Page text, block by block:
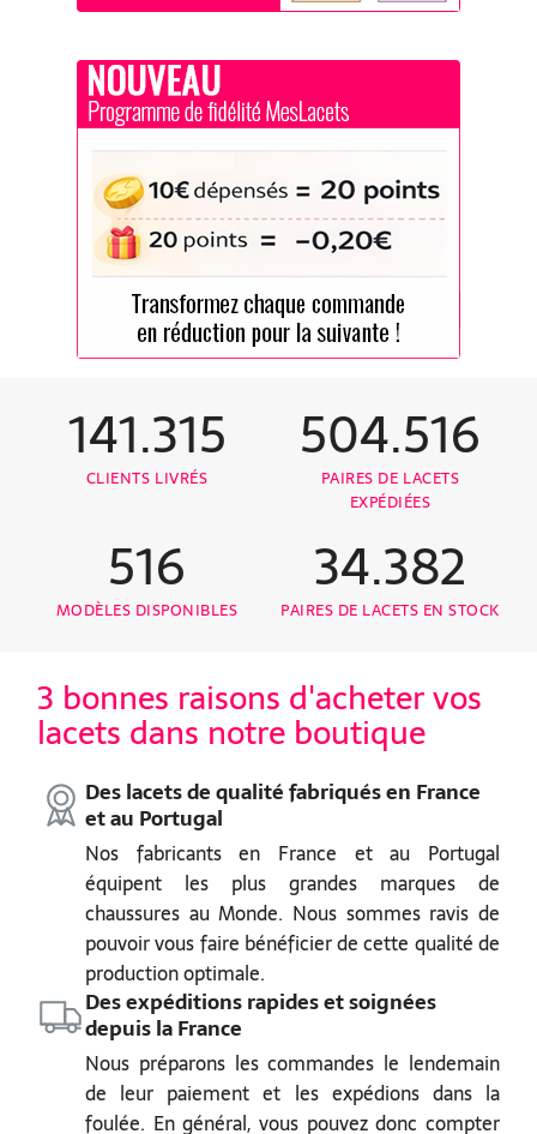
141.315
CLIENTS LIVRÉS
504.516
PAIRES DE LACETS
EXPÉDIÉES
516
MODÈLES DISPONIBLES
34.382
PAIRES DE LACETS EN STOCK
3 bonnes raisons d'acheter vos
lacets dans notre boutique
Des lacets de qualité fabriqués en France
et au Portugal
Nos fabricants en France et au Portugal
équipent les plus grandes marques de
chaussures au Monde. Nous sommes ravis de
pouvoir vous faire bénéficier de cette qualité de
production optimale.
Des expéditions rapides et soignées
depuis la France
Nous préparons les commandes le lendemain
de leur paiement et les expédions dans la
foulée. En général, vous pouvez donc compter